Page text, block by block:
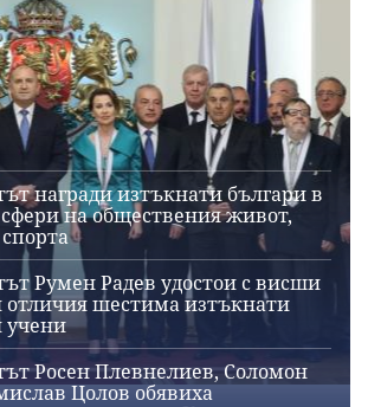
награди изтъкнати българи в
на обществения живот,
Румен Радев удостои с висши
шестима изтъкнати
учени
Росен Плевнелиев, Соломон
Цолов обявиха